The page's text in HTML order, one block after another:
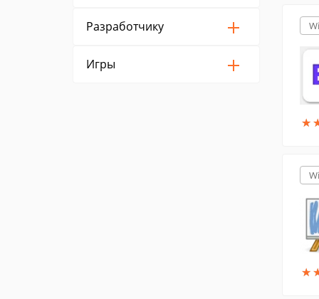
Разработчику
Игры
★
★
★
★